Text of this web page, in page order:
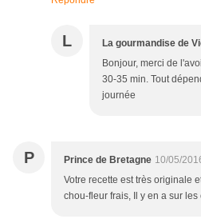
L La gourmandise de
Bonjour, merci de
30-35 min. Tout
journée
P Prince de Bretagne 10/05/
Votre recette est très originale
chou-fleur frais, Il y en a sur les